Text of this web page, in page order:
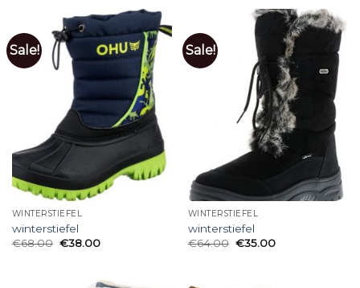
Sale!
WINTERSTIEFEL
winterstiefel
€68.00 €38.00
Sale!
WINTERSTIEFEL
winterstiefel
€64.00 €35.00